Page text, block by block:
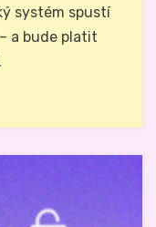
systém spustí
a bude platit